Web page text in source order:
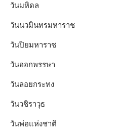
วันมหิดล
วันนวมินทรมหาราช
วันปิยมหาราช
วันออกพรรษา
วันลอยกระทง
วันวชิราวุธ
วันพ่อแห่งชาติ